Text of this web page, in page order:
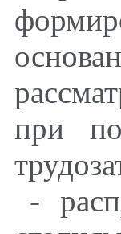
при
-